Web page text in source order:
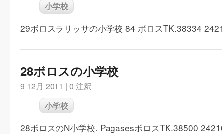
小学校
29ボロスラリッサの小学校 84 ボロスTK.38334
28ボロスの小学校
9 12月 2011 | 0 注釈
小学校
28ボロスのN小学校. PagasesボロスTK.38500